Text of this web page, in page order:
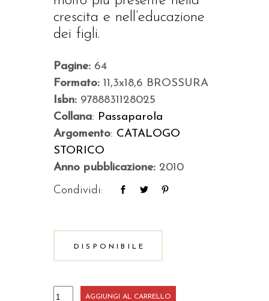
crescita e nell’educazione
dei figli.
Pagine: 64
Formato: 11,3x18,6 BROSSURA
Isbn: 9788831128025
Collana: Passaparola
Argomento: CATALOGO
STORICO
Anno pubblicazione: 2010
Condividi:
DISPONIBILE
Padre
AGGIUNGI AL CARRELLO